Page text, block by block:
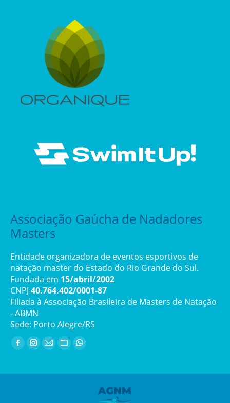
Associação Gaúcha de Nadadores
Masters
Entidade organizadora de eventos esportivos de
natação master do Estado do Rio Grande do Sul.
Fundada em 15/abril/2002
CNPJ 40.764.402/0001-87
Filiada à Associação Brasileira de Masters de Natação
- ABMN
Sede: Porto Alegre/RS
Encontre-nos em:
Facebook
opens
Instagram
opens
Mail
opens
Website
opens
Whatsapp
opens